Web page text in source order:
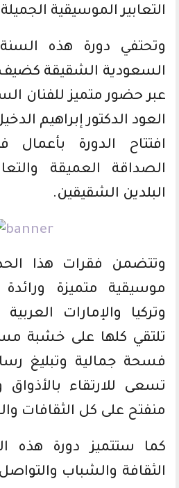
التعابير الموسيقية
وتحتفي دورة هذه السنة
السعودية الشقيقة
عبر حضور متميز للفنان
العود الدكتور إبراهيم
افتتاح الدورة
الصداقة العميقة
البلدين الشقيقين.
وتتضمن فقرات هذا
موسيقية متميزة ورائدة
وتركيا والإمارات
تلتقي كلها على خشبة
فسحة جمالية وتبليغ
تسعى للارتقاء
منفتح على كل الثقافات
كما ستتميز دورة هذه
الثقافة والشباب